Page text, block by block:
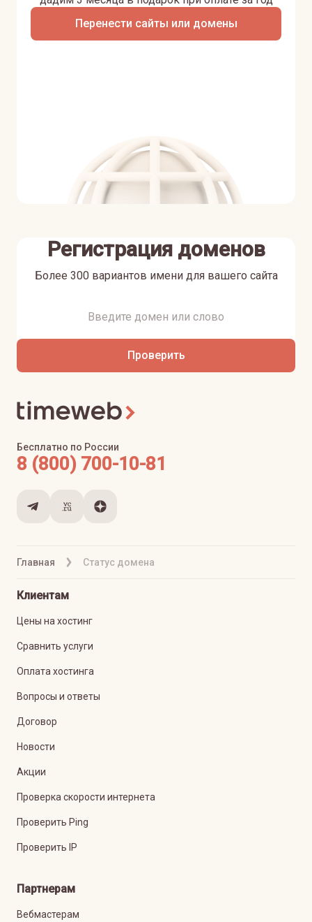
Перенести сайты или домены
Регистрация доменов
Более 300 вариантов имени для вашего сайта
Проверить
Главная Статус домена
Бесплатно по России
8 (800) 700-10-81
Клиентам
Цены на хостинг
Сравнить услуги
Оплата хостинга
Вопросы и ответы
Договор
Новости
Акции
Проверка скорости интернета
Проверить Ping
Проверить IP
Партнерам
Вебмастерам